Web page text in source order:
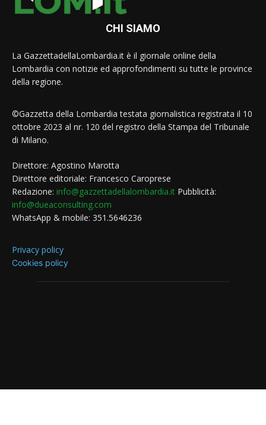
CHI SIAMO
La GazzettadellaLombardia.it è il giornale online della
Lombardia con notizie ed approfondimenti su tutte le province
della regione.
©Gazzetta della Lombardia testata giornalistica registrata il 10
ottobre 2023 al nr. 120 del registro della Stampa del Tribunale
di Milano.
Direttore: Agostino Marotta
Direttore editoriale: Francesco Caroprese
Redazione: info@gazzettadellalombardia.it Pubblicità:
info@dueaconsulting.com
WhatsApp & mobile: 351.5646236
Privacy policy
Cookies policy